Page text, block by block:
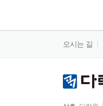
오시는 길